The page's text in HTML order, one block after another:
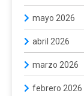
mayo 2026
abril 2026
marzo 2026
febrero 2026